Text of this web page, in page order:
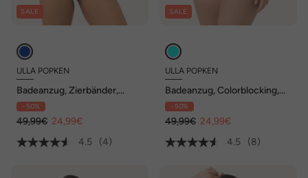
SALE
ULLA POPKEN
Badeanzug, Zierbänder,
Softcups, Träger verstellbar
- 50%
49,99€ 24,99€
4.5
(4)
SALE
ULLA POPKEN
Badeanzug, Colorblocking,
Softcups, Aussparungen,
recycelt
- 50%
49,99€ 24,99€
4.5
(8)